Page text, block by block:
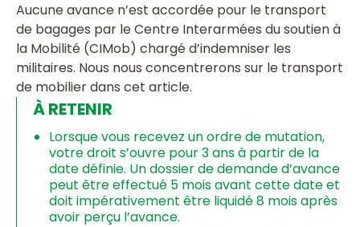
Aucune avance n’est accordée pour le transport
de bagages par le Centre Interarmées du soutien à
la Mobilité (CIMob) chargé d’indemniser les
militaires. Nous nous concentrerons sur le transport
de mobilier dans cet article.
À RETENIR
Lorsque vous recevez un ordre de mutation,
votre droit s’ouvre pour 3 ans à partir de la
date définie. Un dossier de demande d’avance
peut être effectué 5 mois avant cette date et
doit impérativement être liquidé 8 mois après
avoir perçu l’avance.